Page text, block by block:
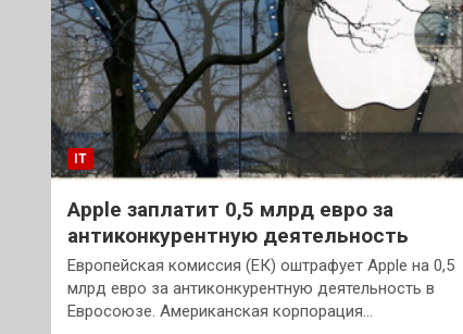
IT
Apple заплатит 0,5 млрд евро за
антиконкурентную деятельность
Европейская комиссия (ЕК) оштрафует Apple на 0,5
млрд евро за антиконкурентную деятельность в
Евросоюзе. Американская корпорация…